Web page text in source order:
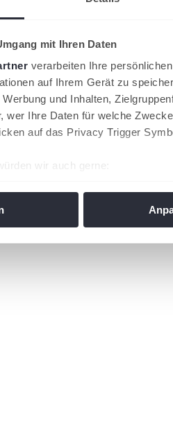
mit Ihren Daten
verarbeiten Ihre
auf Ihrem Gerät zu
und Inhalten,
wer Ihre Daten für welche
auf das Privacy Trigger
wir auch gerne: